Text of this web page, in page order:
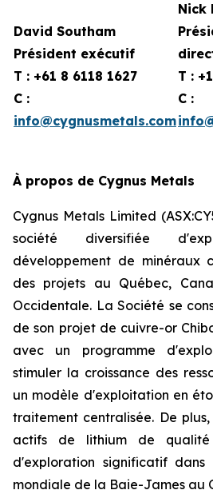
David Southam
Président exécutif
T : +61 8 6118 1627
C :
info@cygnusmetals.com
Nick
T :
C :
À propos de Cygnus Metals
Cygnus Metals Limited
société diversifiée
développement de minéraux
des projets au Québec,
Occidentale. La Société se
de son projet de cuivre-or
avec un programme
stimuler la croissance des
un modèle d'exploitation en
traitement centralisée. De
actifs de lithium de
d'exploration significatif
mondiale de la Baie-James au